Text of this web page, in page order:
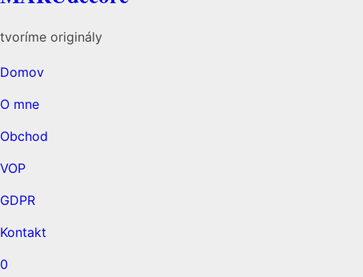
tvoríme originály
Domov
O mne
Obchod
VOP
GDPR
Kontakt
0